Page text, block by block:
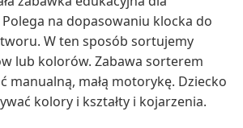
Polega na dopasowaniu klocka do
W ten sposób sortujemy
lub kolorów. Zabawa sorterem
manualną, małą motorykę. Dziecko
kolory i kształty i kojarzenia.